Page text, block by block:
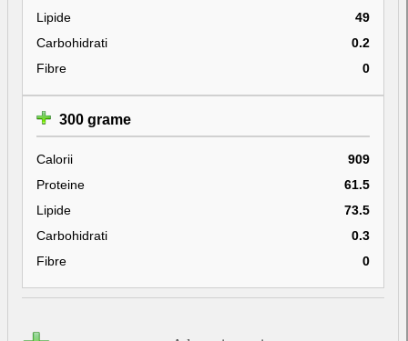
Lipide
49
Carbohidrati
0.2
Fibre
0
300 grame
Calorii
909
Proteine
61.5
Lipide
73.5
Carbohidrati
0.3
Fibre
0